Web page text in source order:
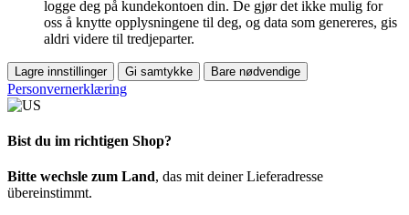
logge deg på kundekontoen din. De gjør det ikke mulig for
oss å knytte opplysningene til deg, og data som genereres, gis
aldri videre til tredjeparter.
Lagre innstillinger Gi samtykke Bare nødvendige
Personvernerklæring
Bist du im richtigen Shop?
Bitte wechsle zum Land, das mit deiner Lieferadresse
übereinstimmt.